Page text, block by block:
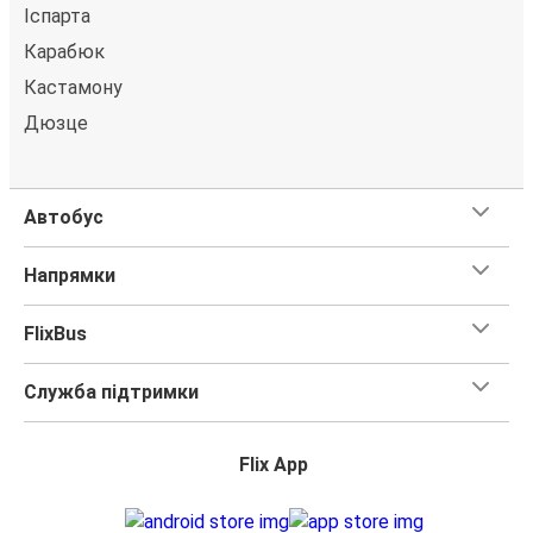
Іспарта
Карабюк
Кастамону
Дюзце
Автобус
Напрямки
FlixBus
Служба підтримки
Flix App